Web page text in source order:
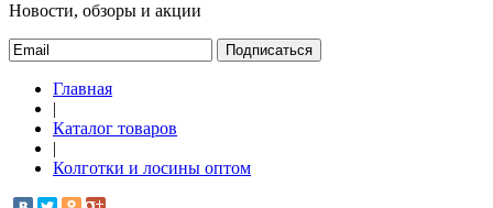
Новости, обзоры и акции
Подписаться
Главная
|
Каталог товаров
|
Колготки и лосины оптом